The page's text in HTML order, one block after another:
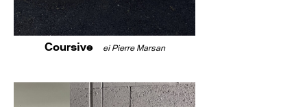
Coursive ei Pierre Marsan